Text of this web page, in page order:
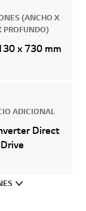
(ANCHO X
PROFUNDO)
x 730 mm
ADICIONAL
Direct
Drive